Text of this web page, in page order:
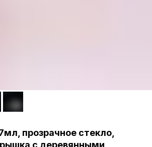
прозрачное стекло,
с деревянными